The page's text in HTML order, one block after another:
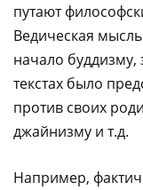
путают
Ведическая
начало буддизму,
текстах было
против своих
джайнизму и т.д.
Например,